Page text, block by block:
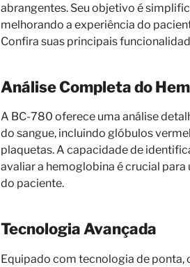
abrangentes. Seu objetivo é
melhorando a experiência do
Confira suas principais
Análise Completa do
A BC-780 oferece uma análise
do sangue, incluindo glóbulos
plaquetas. A capacidade de
avaliar a hemoglobina é crucial
do paciente.
Tecnologia Avançada
Equipado com tecnologia de